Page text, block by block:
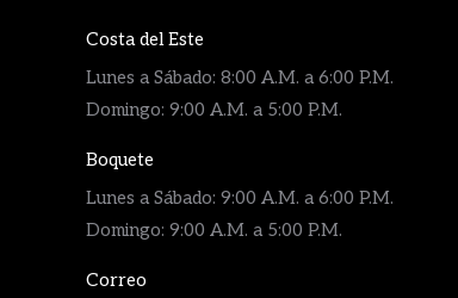
Costa del Este
Lunes a Sábado: 8:00 A.M. a 6:00 P.M.
Domingo: 9:00 A.M. a 5:00 P.M.
Boquete
Lunes a Sábado: 9:00 A.M. a 6:00 P.M.
Domingo: 9:00 A.M. a 5:00 P.M.
Correo